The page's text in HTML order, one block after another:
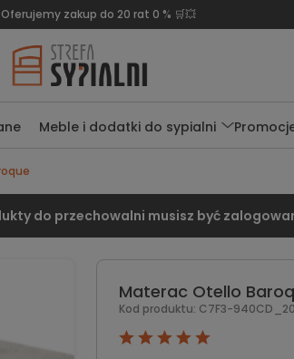
zakup do 20 rat 0 % 🛒💥
Meble i dodatki do sypialni
do przechowalni musisz być
Materac Otello
Kod produktu: C7F3-